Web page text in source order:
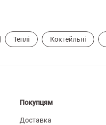
Теплі Коктейльні
Покупцям
Доставка